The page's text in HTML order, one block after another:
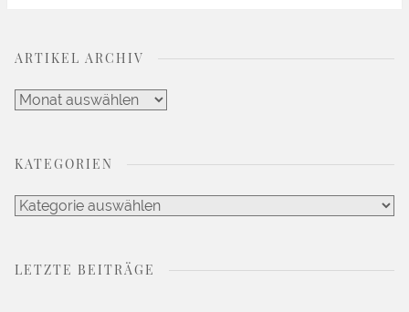
ARTIKEL ARCHIV
Artikel
KATEGORIEN
Kategorien
LETZTE BEITRÄGE